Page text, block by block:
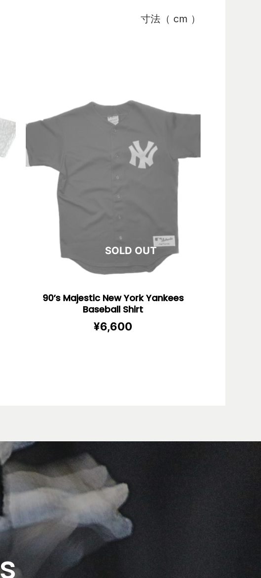
寸法（ cm ）
90’s Majestic New York Yankees
Baseball Shirt
¥6,600